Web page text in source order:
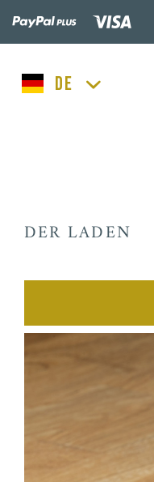
lucka.dog
DER LADEN